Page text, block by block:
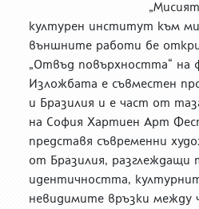
културен институт към
външните работи бе
„Отвъд повърхността“ на
Изложбата е съвместен
и Бразилия и е част от
на София Хартиен Арт
представя съвременни
от Бразилия,
идентичността,
невидимите връзки между